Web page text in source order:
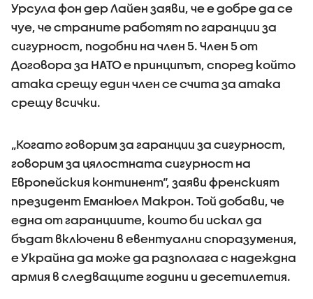
Урсула фон дер Лайен заяви, че е добре да се
чуе, че страните работят по гаранции за
сигурност, подобни на член 5. Член 5 от
Договора за НАТО е принципът, според който
атака срещу един член се счита за атака
срещу всички.
„Когато говорим за гаранции за сигурност,
говорим за цялостната сигурност на
Европейския континент“, заяви френският
президент Еманюел Макрон. Той добави, че
една от гаранциите, които би искал да
бъдат включени в евентуални споразумения,
е Украйна да може да разполага с надеждна
армия в следващите години и десетилетия.